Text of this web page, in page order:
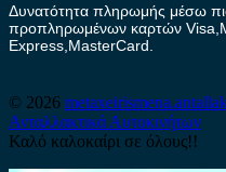
Δυνατότητα πληρωμής μέσω
προπληρωμένων καρτών
Express,MasterCard.
© 2026
Ανταλλακτικά Αυτοκινήτων
Καλό καλοκαίρι σε όλους!!